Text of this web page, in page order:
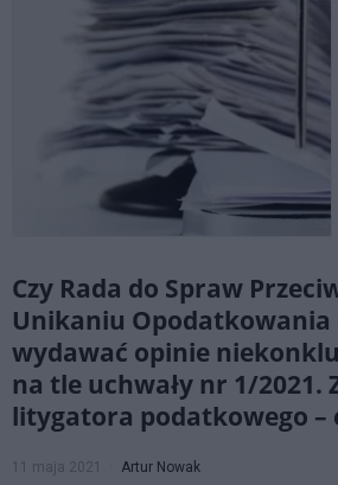
Czy Rada do Spraw
Unikaniu Opodatkowania
wydawać opinie
na tle uchwały nr 1/2021.
litygatora podatkowego –
11 maja 2021 Artur Nowak